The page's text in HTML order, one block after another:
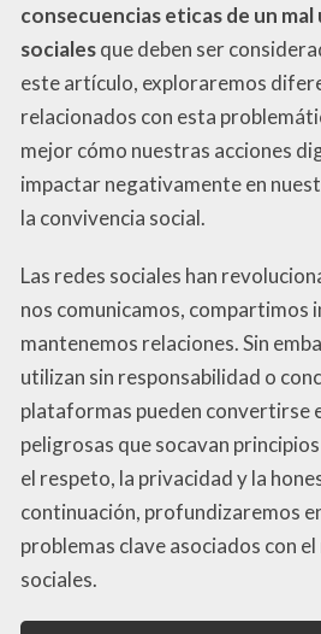
consecuencias eticas de un mal
socialesque deben ser
este artículo, exploraremos
relacionados con esta
mejor cómo nuestras acciones
impactar negativamente en
la convivencia social.
Las redes sociales han
nos comunicamos, compartimos
mantenemos relaciones. Sin
utilizan sin responsabilidad o
plataformas pueden convertirse
peligrosas que socavan
el respeto, la privacidad y la
continuación, profundizaremos
problemas clave asociados con
sociales.